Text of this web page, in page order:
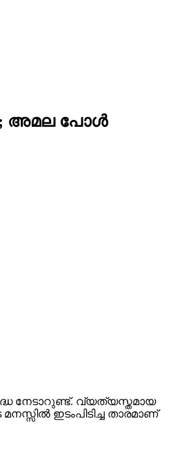
അമല പോള്‍
നേടാറുണ്ട്. വ്യത്യസ്തമായ
ഇടംപിടിച്ച താരമാണ്